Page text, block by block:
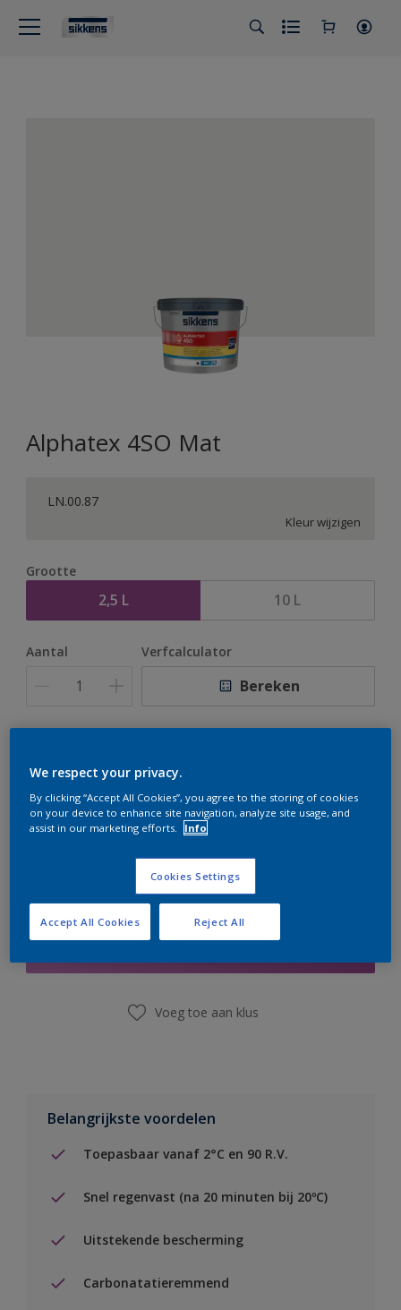
Alphatex 4SO Mat
LN.00.87
Kleur wijzigen
Grootte
2,5 L 10 L
Aantal Verfcalculator
Bereken
te bestellen. Houd de website in de gaten, we werken
Boodschappenlijst
Voeg toe aan klus
Belangrijkste voordelen
Toepasbaar vanaf 2°C en 90 R.V.
Snel regenvast (na 20 minuten bij 20ºC)
Uitstekende bescherming
Carbonatatieremmend
We respect your privacy.
By clicking “Accept All Cookies”, you agree to the storing of cookies
on your device to enhance site navigation, analyze site usage, and
assist in our marketing efforts.
Info
Cookies Settings
Reject All
Accept All Cookies